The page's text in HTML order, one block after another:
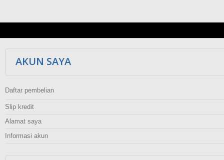
AKUN SAYA
Daftar pembelian
Slip kredit
Alamat saya
Informasi akun